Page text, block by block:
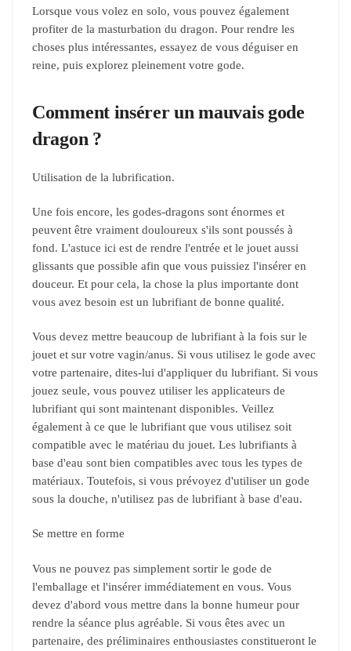
Lorsque vous volez en solo, vous pouvez également
profiter de la masturbation du dragon. Pour rendre les
choses plus intéressantes, essayez de vous déguiser en
reine, puis explorez pleinement votre gode.
Comment insérer un mauvais gode
dragon ?
Utilisation de la lubrification.
Une fois encore, les godes-dragons sont énormes et
peuvent être vraiment douloureux s'ils sont poussés à
fond. L'astuce ici est de rendre l'entrée et le jouet aussi
glissants que possible afin que vous puissiez l'insérer en
douceur. Et pour cela, la chose la plus importante dont
vous avez besoin est un lubrifiant de bonne qualité.
Vous devez mettre beaucoup de lubrifiant à la fois sur le
jouet et sur votre vagin/anus. Si vous utilisez le gode avec
votre partenaire, dites-lui d'appliquer du lubrifiant. Si vous
jouez seule, vous pouvez utiliser les applicateurs de
lubrifiant qui sont maintenant disponibles. Veillez
également à ce que le lubrifiant que vous utilisez soit
compatible avec le matériau du jouet. Les lubrifiants à
base d'eau sont bien compatibles avec tous les types de
matériaux. Toutefois, si vous prévoyez d'utiliser un gode
sous la douche, n'utilisez pas de lubrifiant à base d'eau.
Se mettre en forme
Vous ne pouvez pas simplement sortir le gode de
l'emballage et l'insérer immédiatement en vous. Vous
devez d'abord vous mettre dans la bonne humeur pour
rendre la séance plus agréable. Si vous êtes avec un
partenaire, des préliminaires enthousiastes constitueront le